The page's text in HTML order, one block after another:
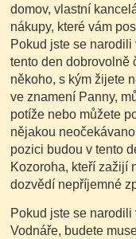
domov, vlastní
nákupy, které vám
Pokud jste se
tento den dobrovolně
někoho, s kým žijete
ve znamení Panny,
potíže nebo můžete
nějakou
pozici budou v tento
Kozoroha, kteří zažijí
dozvědí nepříjemné
Pokud jste se
Vodnáře, budete